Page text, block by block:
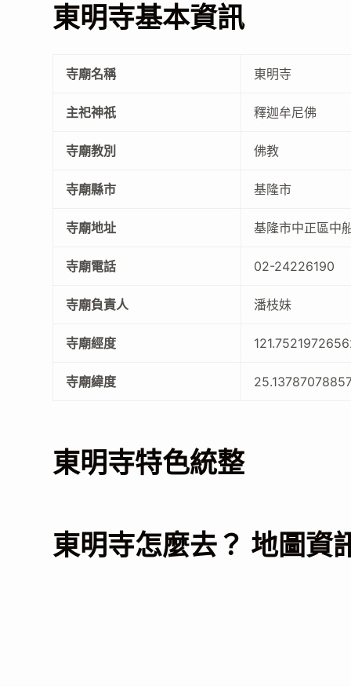
東明寺基本資訊
寺廟名稱 東明寺
主祀神祇 釋迦牟尼佛
寺廟教別 佛教
寺廟縣市 基隆市
寺廟地址 基隆市中正區中
寺廟電話 02-24226190
寺廟負責人 潘枝妹
寺廟經度
寺廟緯度
東明寺特色統整
東明寺怎麼去？ 地圖資